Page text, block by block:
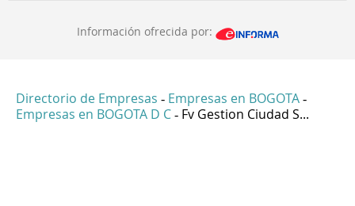
Información ofrecida por:
Directorio de Empresas - Empresas en BOGOTA -
Empresas en BOGOTA D C - Fv Gestion Ciudad S...